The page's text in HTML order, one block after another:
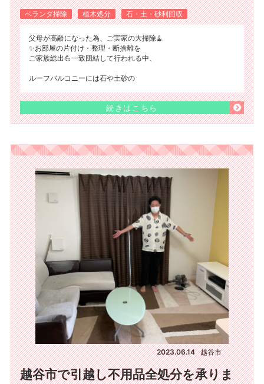
ベランダ掃除 植木処分 石・土・砂利回収
父母が高齢になった為、ご実家の大掃除🧹
✨お部屋の片付け・整理・断捨離を
ご家族総出💪一致団結して行われる中、
ルーフバルコニーには石や土砂の
続きはこちら
2023.06.14 越谷市
越谷市で引越し不用品全処分を承りま